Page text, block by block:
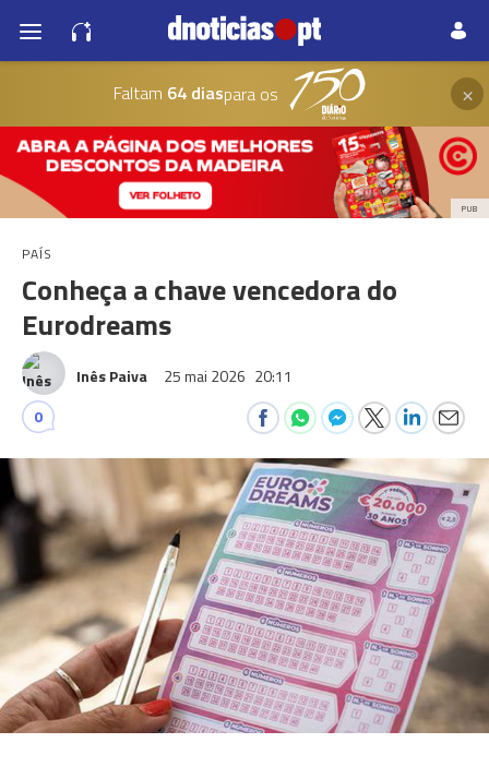
Faltam 64 diaspara os ×
PUB
PAÍS
Conheça a chave vencedora do
Eurodreams
Inês Paiva 25 mai 2026 20:11
0